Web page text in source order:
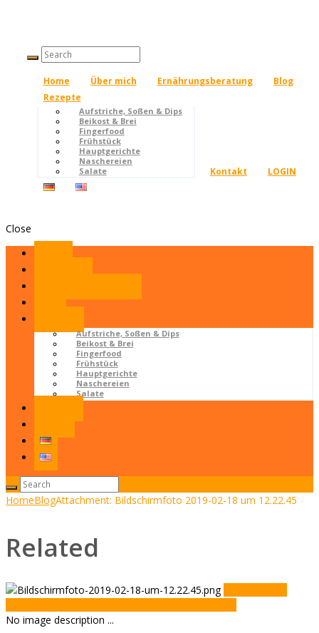
Home Über mich Ernährungsberatung
Blog
Rezepte
Aufstriche, Soßen & Dips
Beikost & Brei
Fingerfood
Frühstück
Hauptgerichte
Naschereien
Salate
Kontakt LOGIN
Close
Aufstriche, Soßen & Dips
Beikost & Brei
Fingerfood
Frühstück
Hauptgerichte
Naschereien
Salate
HomeBlogAttachment: Bildschirmfoto 2019-02-18 um 12.22.45
Related
No image description ...